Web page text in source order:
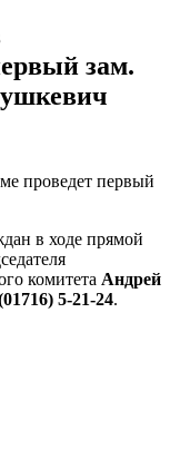
зам.
в ходе прямой
комитета Андрей
5-21-24.